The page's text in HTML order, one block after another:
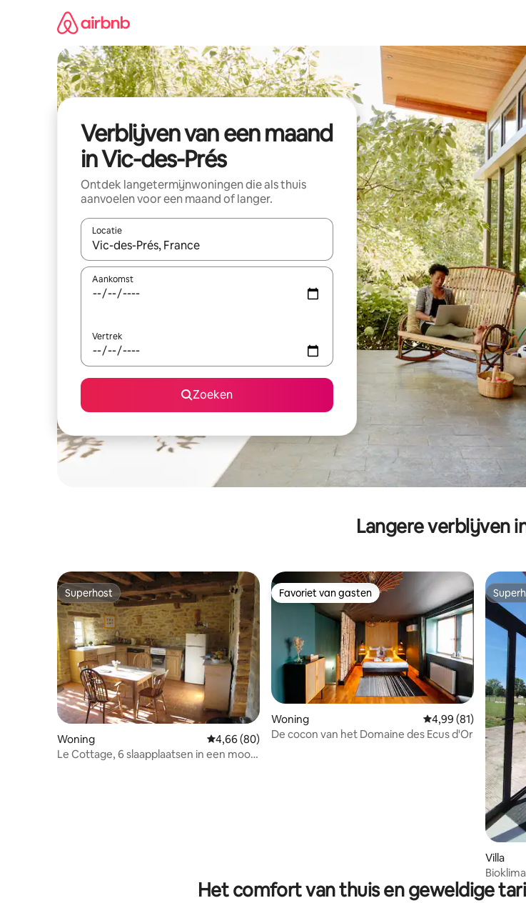
Verblijven van een maand
in Vic-des-Prés
Ontdek langetermijnwoningen die als thuis
aanvoelen voor een maand of langer.
Locatie
Wanneer er resultaten beschikbaar zijn, maak je een keuze met je de pijltjestoetsen omhoog
Aankomst
Vertrek
Zoeken
Langere verblijven
Superhost
Superhost
Woning Gemiddelde beoordeling van 4,66 op 5, 80 recensies
4,66 (80)
Le Cottage, 6 slaapplaatsen in een mooi
Favoriet van gasten
Favoriet van gasten
Woning Gemiddelde
4,99 (81)
De cocon van het Domaine des Ecus d'Or
Villa
Het comfort van thuis en geweldige